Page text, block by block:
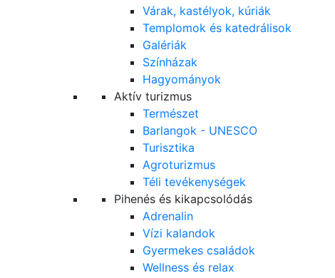
Várak, kastélyok, kúriák
Templomok és katedrálisok
Galériák
Színházak
Hagyományok
Aktív turizmus
Természet
Barlangok - UNESCO
Turisztika
Agroturizmus
Téli tevékenységek
Pihenés és kikapcsolódás
Adrenalin
Vízi kalandok
Gyermekes családok
Wellness és relax